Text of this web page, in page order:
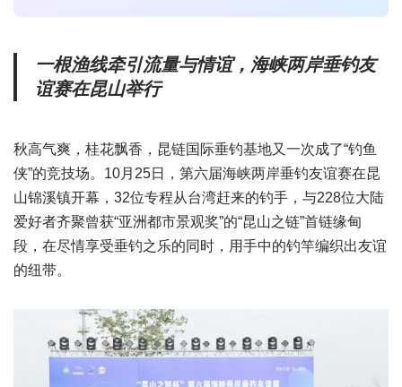
一根渔线牵引流量与情谊，海峡两岸垂钓友
谊赛在昆山举行
秋高气爽，桂花飘香，昆链国际垂钓基地又一次成了“钓鱼
侠”的竞技场。10月25日，第六届海峡两岸垂钓友谊赛在昆
山锦溪镇开幕，32位专程从台湾赶来的钓手，与228位大陆
爱好者齐聚曾获“亚洲都市景观奖”的“昆山之链”首链缘甸
段，在尽情享受垂钓之乐的同时，用手中的钓竿编织出友谊
的纽带。